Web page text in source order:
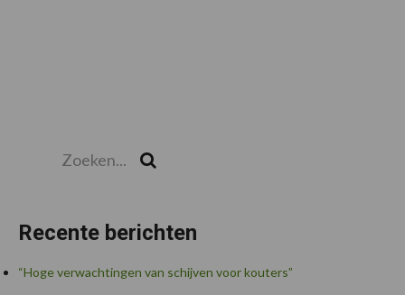
Recente berichten
“Hoge verwachtingen van schijven voor kouters”